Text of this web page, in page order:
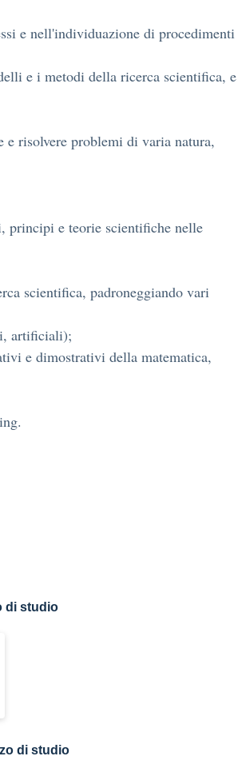
e nell'individuazione di procedimenti
e i metodi della ricerca scientifica, e
risolvere problemi di varia natura,
principi e teorie scientifiche nelle
scientifica, padroneggiando vari
artificiali);
e dimostrativi della matematica,
di studio
di studio